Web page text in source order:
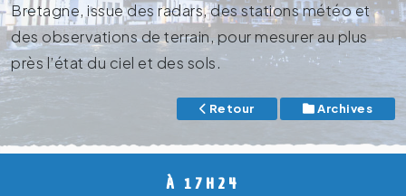
Bretagne, issue des radars, des stations météo et
des observations de terrain, pour mesurer au plus
près l’état du ciel et des sols.
Retour Archives
À 17H24